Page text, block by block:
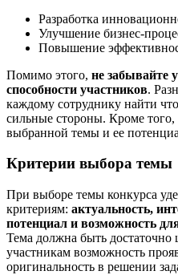
Разработка
Улучшение бизнес-
Повышение
Помимо этого, не забывайте
способности участников.
каждому сотруднику найти
сильные стороны. Кроме того,
выбранной темы и ее
Критерии выбора темы
При выборе темы конкурса
критериям: актуальность,
потенциал и возможность
Тема должна быть достаточно
участникам возможность
оригинальность в решении